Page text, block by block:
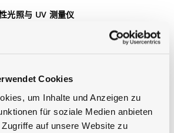
Cookies
um Inhalte und Anzeigen zu
für soziale Medien anbieten
auf unsere Website zu
光照与 UV 测量仪
照暴露测试的光传感器是 XD-9502-4 双
其同时集成 UV-A 和照度探测器，因此可
度，无需更改校准系数即可使用同一设
2 的光源类型。该探测器具有余弦校正